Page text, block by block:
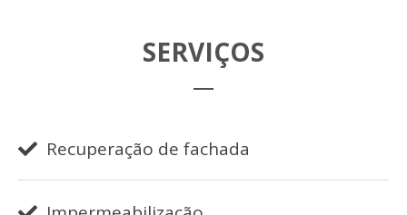
SERVIÇOS
Recuperação de fachada